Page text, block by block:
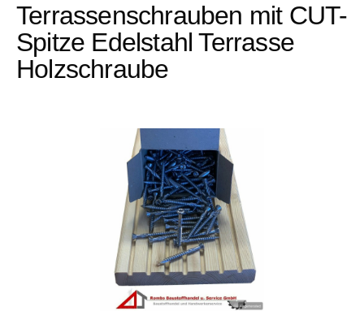
Terrassenschrauben mit CUT-
Spitze Edelstahl Terrasse
Holzschraube